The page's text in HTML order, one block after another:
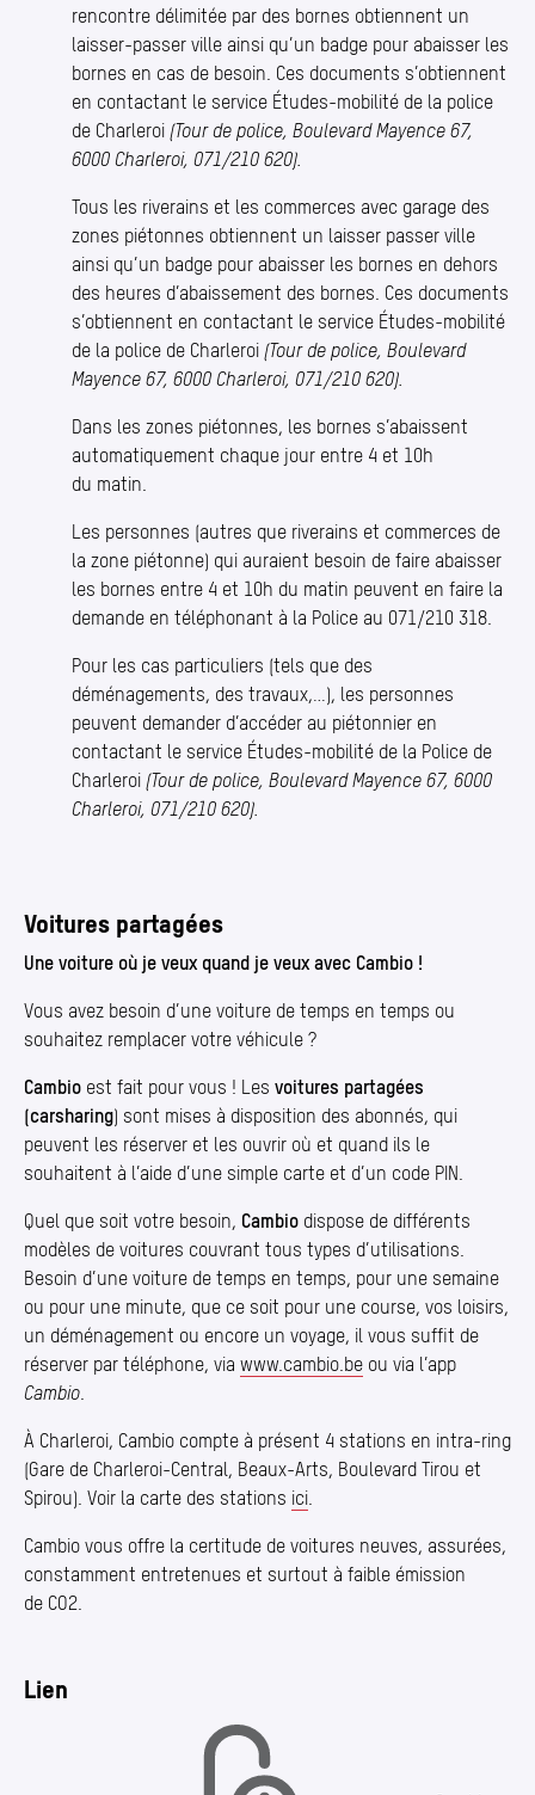
rencontre délimitée par des bornes obtiennent un
laisser-passer ville ainsi qu’un badge pour abaisser les
bornes en cas de besoin. Ces documents s’obtiennent
en contactant le service Études-mobilité de la police
de Charleroi (Tour de police, Boulevard Mayence 67,
6000 Charleroi, 071/210 620).
Tous les riverains et les commerces avec garage des
zones piétonnes obtiennent un laisser passer ville
ainsi qu’un badge pour abaisser les bornes en dehors
des heures d’abaissement des bornes. Ces documents
s’obtiennent en contactant le service Études-mobilité
de la police de Charleroi (Tour de police, Boulevard
Mayence 67, 6000 Charleroi, 071/210 620).
Dans les zones piétonnes, les bornes s’abaissent
automatiquement chaque jour entre 4 et 10h
du matin.
Les personnes (autres que riverains et commerces de
la zone piétonne) qui auraient besoin de faire abaisser
les bornes entre 4 et 10h du matin peuvent en faire la
demande en téléphonant à la Police au 071/210 318.
Pour les cas particuliers (tels que des
déménagements, des travaux,…), les personnes
peuvent demander d’accéder au piétonnier en
contactant le service Études-mobilité de la Police de
Charleroi (Tour de police, Boulevard Mayence 67, 6000
Charleroi, 071/210 620).
Voitures partagées
Une voiture où je veux quand je veux avec Cambio !
Vous avez besoin d’une voiture de temps en temps ou
souhaitez remplacer votre véhicule ?
Cambio est fait pour vous ! Les voitures partagées
(carsharing) sont mises à disposition des abonnés, qui
peuvent les réserver et les ouvrir où et quand ils le
souhaitent à l’aide d’une simple carte et d’un code PIN.
Quel que soit votre besoin, Cambio dispose de différents
modèles de voitures couvrant tous types d’utilisations.
Besoin d’une voiture de temps en temps, pour une semaine
ou pour une minute, que ce soit pour une course, vos loisirs,
un déménagement ou encore un voyage, il vous suffit de
réserver par téléphone, via www​.cambio​.be ou via l’app
Cambio
À Charleroi, Cambio compte à présent 4 stations en intra-ring
(Gare de Charleroi-Central, Beaux-Arts, Boulevard Tirou et
Spirou). Voir la carte des stations ici
Cambio vous offre la certitude de voitures neuves, assurées,
constamment entretenues et surtout à faible émission
de CO2.
Lien